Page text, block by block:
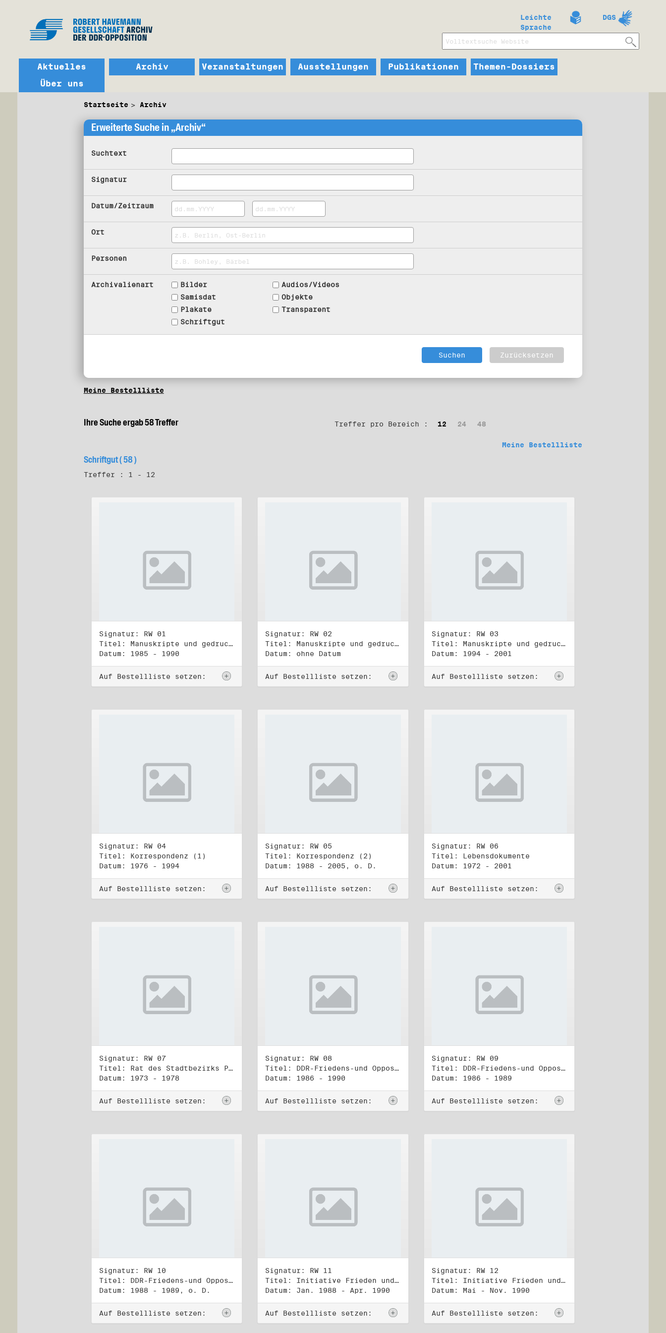
Leichte
Sprache
DGS
Aktuelles Archiv Veranstaltungen Ausstellungen Publikationen
Themen-Dossiers
Über uns
Startseite Archiv
Erweiterte Suche in „Archiv“
Suchtext
Signatur
Datum/Zeitraum
Ort
Personen
Archivalienart
Bilder
Samisdat
Plakate
Schriftgut
Audios/Videos
Objekte
Transparent
Meine Bestellliste
Ihre Suche ergab 58 Treffer Treffer pro Bereich : 12 24 48
Meine Bestellliste
Schriftgut ( 58 )
Treffer : 1 - 12
Signatur: RW 01
Titel: Manuskripte und gedruckte Belege (1)
Datum: 1985 - 1990
Auf Bestellliste setzen:
Signatur: RW 02
Titel: Manuskripte und gedruckte Belege (2)
Datum: ohne Datum
Auf Bestellliste setzen:
Signatur: RW 03
Titel: Manuskripte und gedruckte Belege (3)
Datum: 1994 - 2001
Auf Bestellliste setzen:
Signatur: RW 04
Titel: Korrespondenz (1)
Datum: 1976 - 1994
Auf Bestellliste setzen:
Signatur: RW 05
Titel: Korrespondenz (2)
Datum: 1988 - 2005, o. D.
Auf Bestellliste setzen:
Signatur: RW 06
Titel: Lebensdokumente
Datum: 1972 - 2001
Auf Bestellliste setzen:
Signatur: RW 07
Titel: Rat des Stadtbezirks Prenzlauer Berg in Berlin
Datum: 1973 - 1978
Auf Bestellliste setzen:
Signatur: RW 08
Titel: DDR-Friedens-und Oppositionsbewegung (1)
Datum: 1986 - 1990
Auf Bestellliste setzen:
Signatur: RW 09
Titel: DDR-Friedens-und Oppositionsbewegung (2)
Datum: 1986 - 1989
Auf Bestellliste setzen:
Signatur: RW 10
Titel: DDR-Friedens-und Oppositionsbewegung (3)
Datum: 1988 - 1989, o. D.
Auf Bestellliste setzen:
Signatur: RW 11
Titel: Initiative Frieden und Menschenrechte (1)
Datum: Jan. 1988 - Apr. 1990
Auf Bestellliste setzen:
Signatur: RW 12
Titel: Initiative Frieden und Menschenrechte (2)
Datum: Mai - Nov. 1990
Auf Bestellliste setzen: